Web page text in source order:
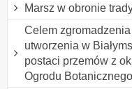
Marsz w obronie
Celem
utworzenia w
postaci przemów z
Ogrodu